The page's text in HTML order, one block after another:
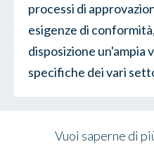
processi di
esigenze di
disposizione un'ampia
specifiche dei vari
Vuoi saperne di